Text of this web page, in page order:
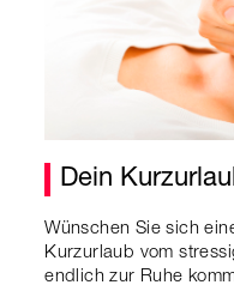
Dein
Wünschen Sie sich
Kurzurlaub vom
endlich zur Ruhe